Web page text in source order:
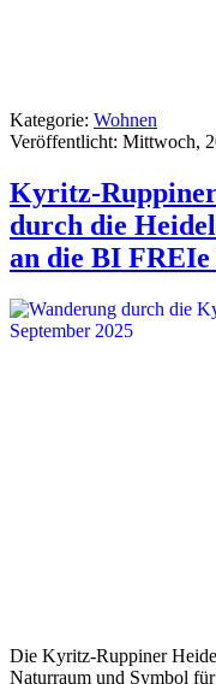
Kategorie: Wohnen
Veröffentlicht: Mittwoch,
Kyritz-
durch die
an die BI
Die Kyritz-Ruppiner
Naturraum und Symbol